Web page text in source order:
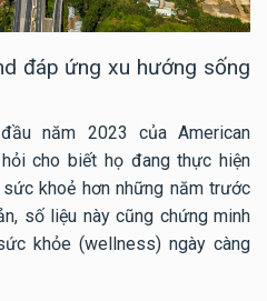
đáp ứng xu hướng sống
năm 2023 của American
cho biết họ đang thực hiện
khoẻ hơn những năm trước
số liệu này cũng chứng minh
khỏe (wellness) ngày càng